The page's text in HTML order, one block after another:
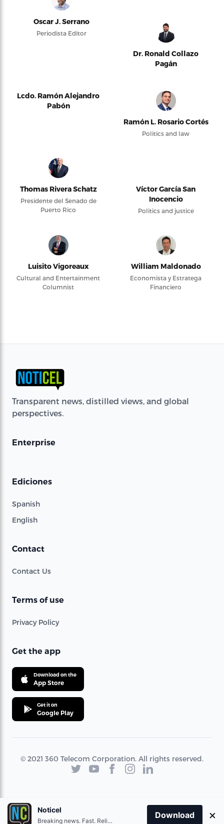
Oscar J. Serrano
Periodista Editor
Dr. Ronald Collazo
Pagán
Lcdo. Ramón Alejandro
Pabón
Ramón L. Rosario Cortés
Politics and law
Thomas Rivera Schatz
Presidente del Senado de
Puerto Rico
Víctor García San
Inocencio
Politics and justice
Luisito Vigoreaux
Cultural and Entertainment
Columnist
William Maldonado
Economista y Estratega
Financiero
Transparent news, distilled views, and global
perspectives.
Enterprise
Ediciones
Spanish
English
Contact
Contact Us
Terms of use
Privacy Policy
Get the app
Download on the
App Store
Get it on
Google Play
© 2021 360 Telecom Corporation. All rights reserved.
Noticel
Breaking news. Fast. Reliable.
Download ×